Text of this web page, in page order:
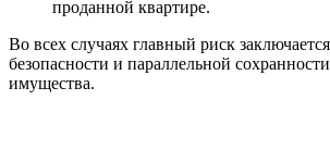
проданной квартире.
Во всех случаях главный риск
безопасности и параллельной
имущества.